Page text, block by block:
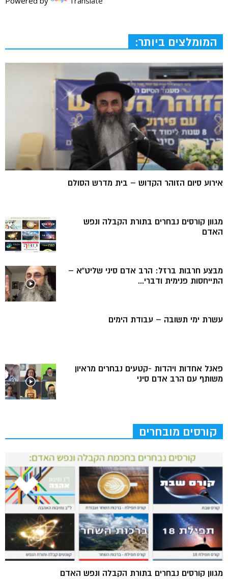
המומלצים ביותר:
אירוע סיום הזוהר הקדוש – בית מדרש הסולם
מגוון קורסים נבחרים בתורת הקבלה ונפש
האדם
מבצע חרבות ברזל: הרב אדם סיני שליט”א –
התייחסות פנימית ודברי...
עשרת ימי תשובה – עבודת הימים
פאנל אחדות ויהדות -קטעים נבחרים מראיון
משותף עם הרב אדם סיני
קורסים מובחרים
מגוון קורסים נבחרים בתורת הקבלה ונפש האדם